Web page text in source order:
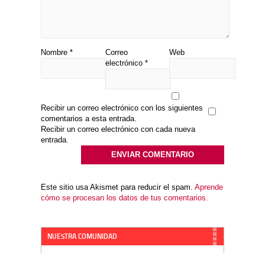
Nombre *
Correo
electrónico *
Web
Recibir un correo electrónico con los siguientes
comentarios a esta entrada.
Recibir un correo electrónico con cada nueva
entrada.
Este sitio usa Akismet para reducir el spam. Aprende
cómo se procesan los datos de tus comentarios.
NUESTRA COMUNIDAD